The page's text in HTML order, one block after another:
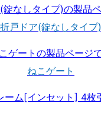
折戸ドア(錠なしタイプ)
ねこゲート